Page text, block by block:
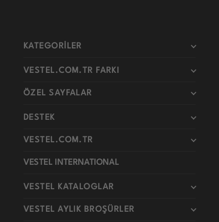
KATEGORİLER
VESTEL.COM.TR FARKI
ÖZEL SAYFALAR
DESTEK
VESTEL.COM.TR
VESTEL INTERNATIONAL
VESTEL KATALOGLAR
VESTEL AYLIK BROŞÜRLER